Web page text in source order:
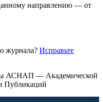
направлению — от
журнала? Исправьте
АСНАП — Академической
Публикаций